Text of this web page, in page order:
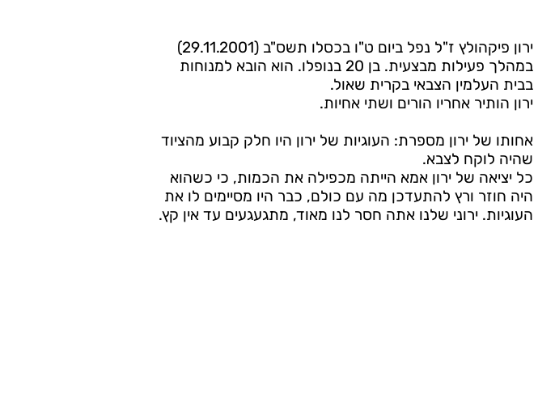
ירון פיקהולץ ז"ל נפל ביום ט"ו בכסלו תשס"ב (29.11.2001)
במהלך פעילות מבצעית. בן 20 בנופלו. הוא הובא למנוחות
בבית העלמין הצבאי בקרית שאול.
ירון הותיר אחריו הורים ושתי אחיות.
אחותו של ירון מספרת: העוגיות של ירון היו חלק קבוע מהציוד
שהיה לוקח לצבא.
כל יציאה של ירון אמא הייתה מכפילה את הכמות, כי כשהוא
היה חוזר ורץ להתעדכן מה עם כולם, כבר היו מסיימים לו את
העוגיות. ירוני שלנו אתה חסר לנו מאוד, מתגעגעים עד אין קץ.